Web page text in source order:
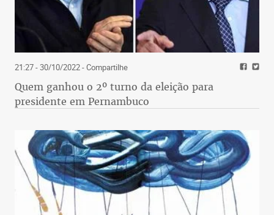
21:27 - 30/10/2022- Compartilhe
Quem ganhou o 2º turno da eleição para
presidente em Pernambuco